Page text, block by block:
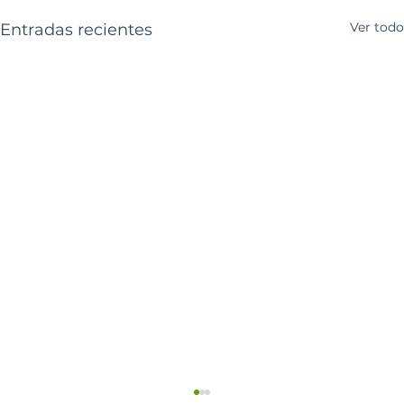
Entradas recientes Ver todo